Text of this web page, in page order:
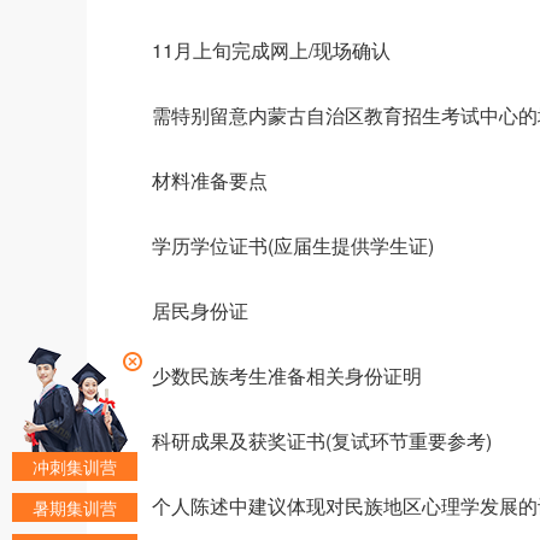
11月上旬完成网上/现场确认
需特别留意内蒙古自治区教育招生考试中心
材料准备要点
学历学位证书(应届生提供学生证)
居民身份证
少数民族考生准备相关身份证明
科研成果及获奖证书(复试环节重要参考)
个人陈述中建议体现对民族地区心理学发展
冲刺集训营
暑期集训营